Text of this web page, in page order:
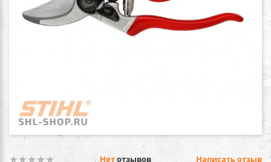
Нетотзывов Написать отзыв